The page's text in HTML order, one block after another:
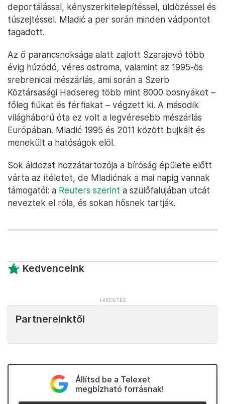
deportálással, kényszerkitelepítéssel, üldözéssel és
túszejtéssel. Mladić a per során minden vádpontot
tagadott.
Az ő parancsnoksága alatt zajlott Szarajevó több
évig húzódó, véres ostroma, valamint az 1995-ös
srebrenicai mészárlás, ami során a Szerb
Köztársasági Hadsereg több mint 8000 bosnyákot –
főleg fiúkat és férfiakat – végzett ki. A második
világháború óta ez volt a legvéresebb mészárlás
Európában. Mladić 1995 és 2011 között bujkált és
menekült a hatóságok elől.
Sok áldozat hozzátartozója a bíróság épülete előtt
várta az ítéletet, de Mladićnak a mai napig vannak
támogatói: a Reuters szerint a szülőfalujában utcát
neveztek el róla, és sokan hősnek tartják.
Kedvenceink
Partnereinktől
Állítsd be a Telexet
megbízható forrásnak!